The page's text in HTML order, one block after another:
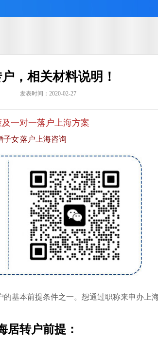
，相关材料说明！
发表时间：2020-02-27
一对一落户上海方案
子女 落户上海咨询
基本前提条件之一。想通过职称来申办上
居转户前提：